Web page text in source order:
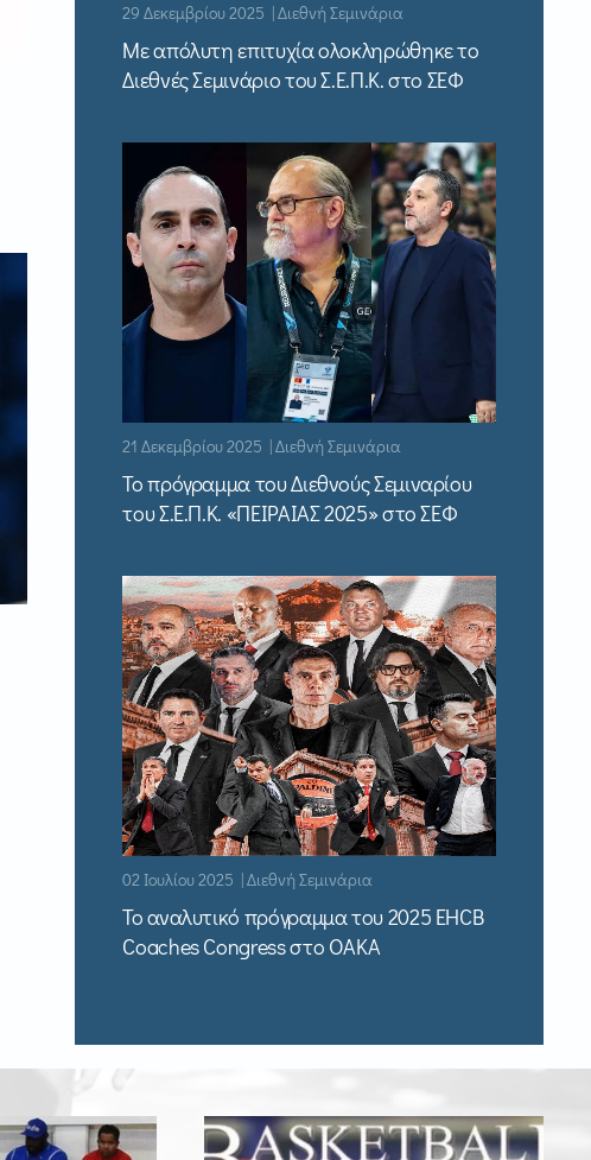
29 Δεκεμβρίου 2025 | Διεθνή Σεμινάρια
Με απόλυτη επιτυχία ολοκληρώθηκε το
Διεθνές Σεμινάριο του Σ.Ε.Π.Κ. στο ΣΕΦ
21 Δεκεμβρίου 2025 | Διεθνή Σεμινάρια
Το πρόγραμμα του Διεθνούς Σεμιναρίου
του Σ.Ε.Π.Κ. «ΠΕΙΡΑΙΑΣ 2025» στο ΣΕΦ
02 Ιουλίου 2025 | Διεθνή Σεμινάρια
Το αναλυτικό πρόγραμμα του 2025 EHCB
Coaches Congress στο ΟΑΚΑ